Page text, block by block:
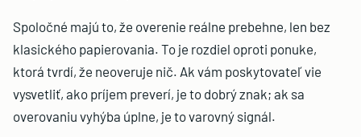
Spoločné majú to, že overenie reálne prebehne, len bez
klasického papierovania. To je rozdiel oproti ponuke,
ktorá tvrdí, že neoveruje nič. Ak vám poskytovateľ vie
vysvetliť, ako príjem preverí, je to dobrý znak; ak sa
overovaniu vyhýba úplne, je to varovný signál.